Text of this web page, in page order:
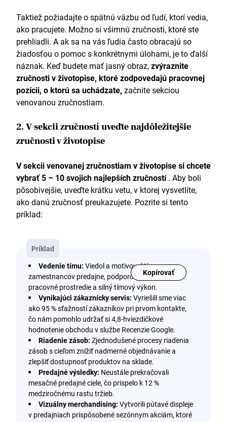
Taktiež požiadajte o spätnú väzbu od ľudí, ktorí vedia,
ako pracujete. Možno si všimnú zručnosti, ktoré ste
prehliadli. A ak sa na vás ľudia často obracajú so
žiadosťou o pomoc s konkrétnymi úlohami, je to ďalší
náznak. Keď budete mať jasný obraz,zvýraznite
zručnosti v životopise, ktoré zodpovedajú pracovnej
pozícii, o ktorú sa uchádzate, začnite sekciou
venovanou zručnostiam.
2. V sekcii zručností uveďte najdôležitejšie
zručnosti v životopise
V sekcii venovanej zručnostiam v životopise si chcete
vybrať 5 – 10 svojich najlepších zručností. Aby boli
pôsobivejšie, uveďte krátku vetu, v ktorej vysvetlíte,
ako danú zručnosť preukazujete. Pozrite si tento
príklad:
Príklad
Kopírovať
Vedenie tímu: Viedol a motivoval tím
zamestnancov predajne, podporoval pozitívne
pracovné prostredie a silný tímový výkon.
Vynikajúci zákaznícky servis: Vyriešili sme viac
ako 95 % sťažností zákazníkov pri prvom kontakte,
čo nám pomohlo udržať si 4,8-hviezdičkové
hodnotenie obchodu v službe Recenzie Google.
Riadenie zásob: Zjednodušené procesy riadenia
zásob s cieľom znížiť nadmerné objednávanie a
zlepšiť dostupnosť produktov na sklade.
Predajné výsledky: Neustále prekračovali
mesačné predajné ciele, čo prispelo k 12 %
medziročnému rastu tržieb.
Vizuálny merchandising: Vytvorili pútavé displeje
v predajniach prispôsobené sezónnym akciám, ktoré